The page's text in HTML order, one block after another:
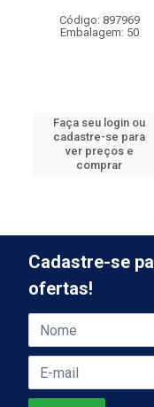
Código: 897969
Embalagem: 50
Faça seu login ou
cadastre-se para
ver preços e
comprar
Cadastre-se
ofertas!